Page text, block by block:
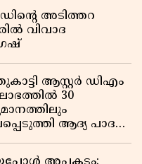
അടിത്തറ
വിവാദ
ആസ്റ്റർ ഡിഎം
30
ആദ്യ പാദ